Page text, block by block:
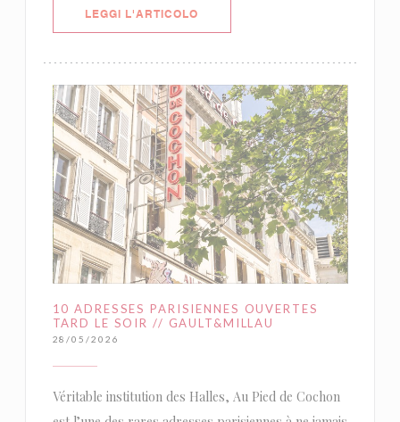
LEGGI L'ARTICOLO
10 ADRESSES PARISIENNES OUVERTES
TARD LE SOIR // GAULT&MILLAU
28/05/2026
Véritable institution des Halles, Au Pied de Cochon